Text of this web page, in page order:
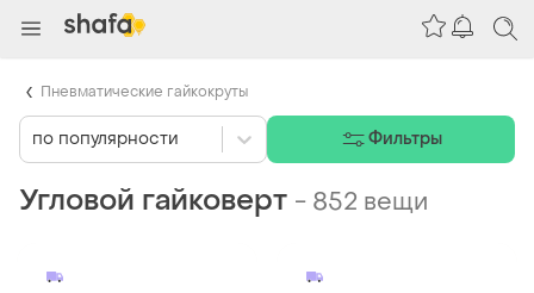
Угловой гайковерт - 852 вещи
по популярности Фильтры
Пневматические гайкокруты